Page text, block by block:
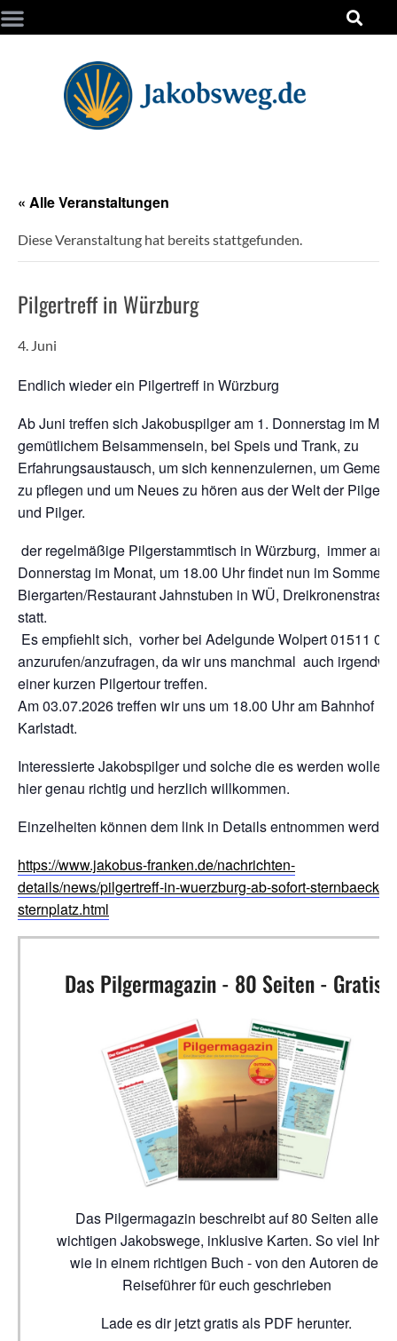
« Alle Veranstaltungen
Diese Veranstaltung hat bereits stattgefunden.
Pilgertreff in Würzburg
4. Juni
Endlich wieder ein Pilgertreff in Würzburg
Ab Juni treffen sich Jakobuspilger am 1. Donnerstag im
gemütlichem Beisammensein, bei Speis und Trank, zu
Erfahrungsaustausch, um sich kennenzulernen, um
zu pflegen und um Neues zu hören aus der Welt der
und Pilger.
der regelmäßige Pilgerstammtisch in Würzburg, immer am
Donnerstag im Monat, um 18.00 Uhr findet nun im Sommer
Biergarten/Restaurant Jahnstuben in WÜ,
statt.
Es empfiehlt sich, vorher bei Adelgunde Wolpert 01511
anzurufen/anzufragen, da wir uns manchmal auch
einer kurzen Pilgertour treffen.
Am 03.07.2026 treffen wir uns um 18.00 Uhr am Bahnhof
Karlstadt.
Interessierte Jakobspilger und solche die es werden wollen,
hier genau richtig und herzlich willkommen.
Einzelheiten können dem link in Details entnommen werden
https://www.jakobus-franken.de/nachrichten-
details/news/pilgertreff-in-wuerzburg-ab-sofort-sternbaeck-
sternplatz.html
Das Pilgermagazin - 80 Seiten - Gratis!
Das Pilgermagazin beschreibt auf 80 Seiten alle
wichtigen Jakobswege, inklusive Karten. So viel Inhalt
wie in einem richtigen Buch - von den Autoren der
Reiseführer für euch geschrieben
Lade es dir jetzt gratis als PDF herunter.